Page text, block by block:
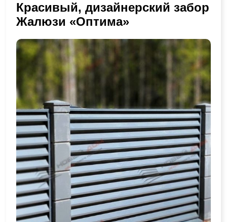
Красивый, дизайнерский забор
Жалюзи «Оптима»